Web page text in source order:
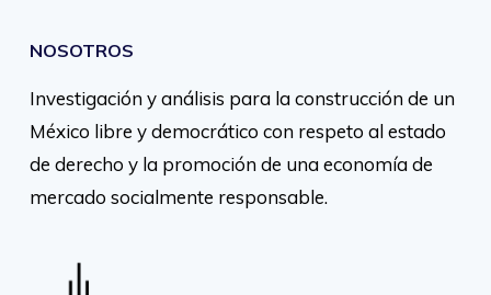
NOSOTROS
Investigación y análisis para la construcción de un
México libre y democrático con respeto al estado
de derecho y la promoción de una economía de
mercado socialmente responsable.